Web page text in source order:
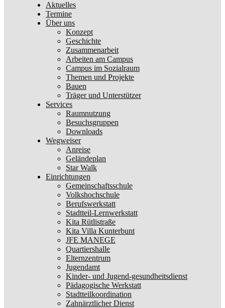
Aktuelles
Termine
Über uns
Konzept
Geschichte
Zusammenarbeit
Arbeiten am Campus
Campus im Sozialraum
Themen und Projekte
Bauen
Träger und Unterstützer
Services
Raumnutzung
Besuchsgruppen
Downloads
Wegweiser
Anreise
Geländeplan
Star Walk
Einrichtungen
Gemeinschaftsschule
Volkshochschule
Berufswerkstatt
Stadtteil-Lernwerkstatt
Kita Rütlistraße
Kita Villa Kunterbunt
JFE MANEGE
Quartiershalle
Elternzentrum
Jugendamt
Kinder- und Jugend-gesundheitsdienst
Pädagogische Werkstatt
Stadtteilkoordination
Zahnärztlicher Dienst